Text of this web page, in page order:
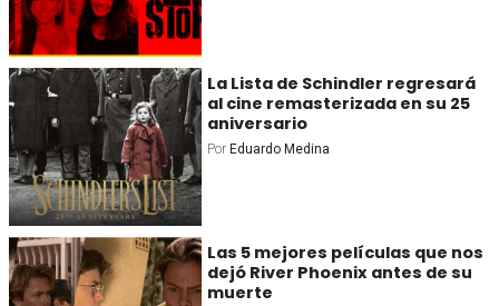
La Lista de Schindler regresará
al cine remasterizada en su 25
aniversario
Por Eduardo Medina
Las 5 mejores películas que nos
dejó River Phoenix antes de su
muerte